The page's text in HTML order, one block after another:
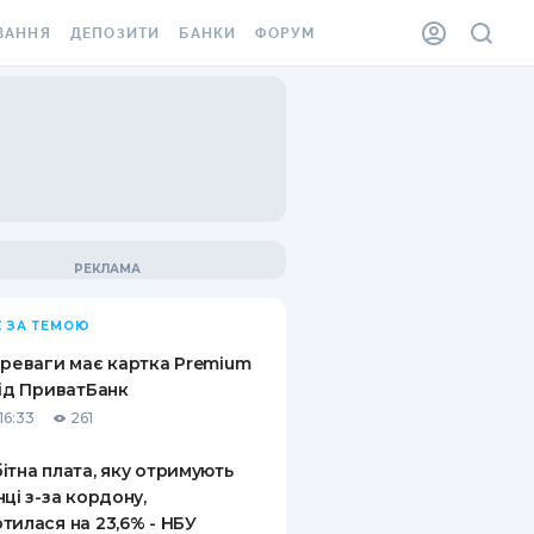
ВІНЬЄТКА
ВІД
ВИПАДКІВ
ДЕПОЗИТИ
ПИТАННЯ ТА ВІДПОВІДІ
ПУТІВНИКИ ПО
БАНКИ ФОРУМ
ЗА ТЕМОЮ
має картка Premium
ПриватБанк
261
плата, яку отримують
з-за кордону,
на 23,6% - НБУ